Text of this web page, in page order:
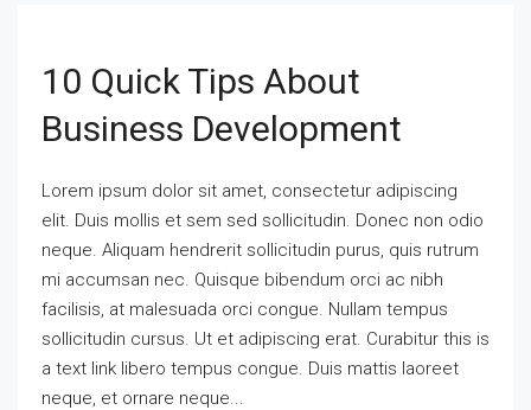
10 Quick Tips About
Business Development
Lorem ipsum dolor sit amet, consectetur adipiscing
elit. Duis mollis et sem sed sollicitudin. Donec non odio
neque. Aliquam hendrerit sollicitudin purus, quis rutrum
mi accumsan nec. Quisque bibendum orci ac nibh
facilisis, at malesuada orci congue. Nullam tempus
sollicitudin cursus. Ut et adipiscing erat. Curabitur this is
a text link libero tempus congue. Duis mattis laoreet
neque, et ornare neque...